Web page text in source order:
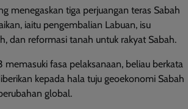
menegaskan tiga perjuangan teras Sabah
iaitu pengembalian Labuan, isu
dan reformasi tanah untuk rakyat Sabah.
memasuki fasa pelaksanaan, beliau berkata
kepada hala tuju geoekonomi Sabah
global.